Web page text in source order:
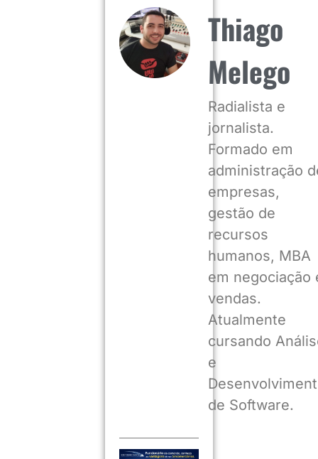
Thiago
Melego
Radialista e
jornalista.
Formado em
administração
empresas,
gestão de
recursos
humanos, MBA
em negociação
vendas.
Atualmente
cursando
e
de Software.